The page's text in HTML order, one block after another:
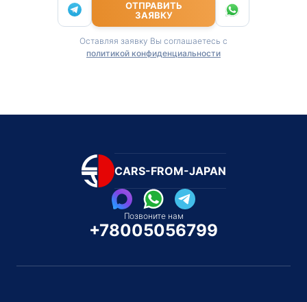
ОТПРАВИТЬ
ЗАЯВКУ
Оставляя заявку Вы соглашаетесь с
политикой конфиденциальности
CARS-FROM-JAPAN
Позвоните нам
+78005056799